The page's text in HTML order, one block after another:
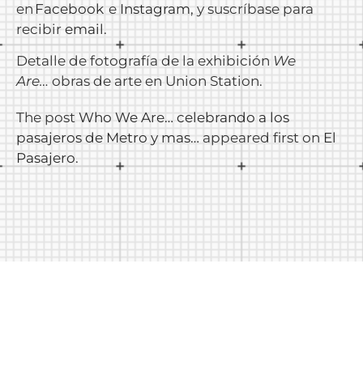
en Facebook e Instagram, y suscríbase para
recibir email.
Detalle de fotografía de la exhibición We
Are… obras de arte en Union Station.
The post Who We Are… celebrando a los
pasajeros de Metro y mas… appeared first on El
Pasajero.